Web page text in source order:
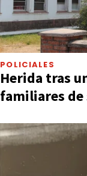
POLICIALES
Herida tras
familiares de